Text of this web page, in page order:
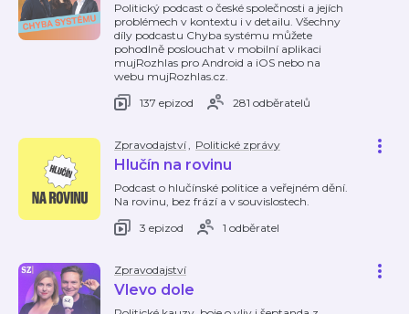
Politický podcast o české společnosti a jejích
problémech v kontextu i v detailu. Všechny
díly podcastu Chyba systému můžete
pohodlně poslouchat v mobilní aplikaci
mujRozhlas pro Android a iOS nebo na
webu mujRozhlas.cz.
137 epizod
281 odběratelů
Zpravodajství, Politické zprávy
Hlučín na rovinu
Podcast o hlučínské politice a veřejném dění.
Na rovinu, bez frází a v souvislostech.
3 epizod
1 odběratel
Zpravodajství
Vlevo dole